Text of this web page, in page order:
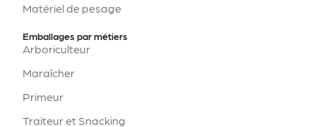
Matériel de pesage
Emballages par métiers
Arboriculteur
Maraîcher
Primeur
Traiteur et Snacking